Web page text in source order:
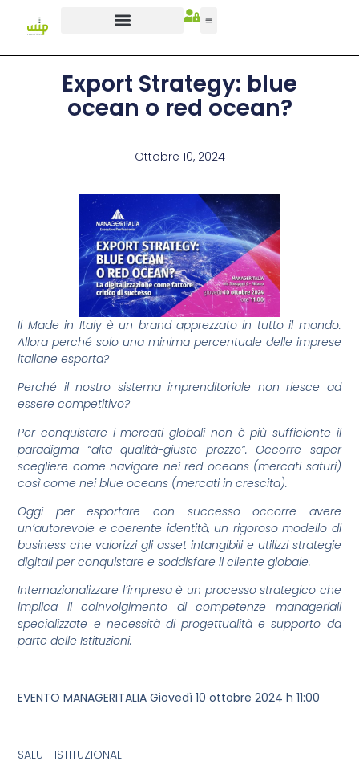
Export Strategy: blue
ocean o red ocean?
Ottobre 10, 2024
Il Made in Italy è un brand apprezzato in tutto il mondo.
Allora perché solo una minima percentuale delle imprese
italiane esporta?
Perché il nostro sistema imprenditoriale non riesce ad
essere competitivo?
Per conquistare i mercati globali non è più sufficiente il
paradigma “alta qualità-giusto prezzo”. Occorre saper
scegliere come navigare nei red oceans (mercati saturi)
così come nei blue oceans (mercati in crescita).
Oggi per esportare con successo occorre avere
un’autorevole e coerente identità, un rigoroso modello di
business che valorizzi gli asset intangibili e utilizzi strategie
digitali per conquistare e soddisfare il cliente globale.
Internazionalizzare l’impresa è un processo strategico che
implica il coinvolgimento di competenze manageriali
specializzate e necessità di progettualità e supporto da
parte delle Istituzioni.
EVENTO MANAGERITALIA Giovedì 10 ottobre 2024 h 11:00
SALUTI ISTITUZIONALI